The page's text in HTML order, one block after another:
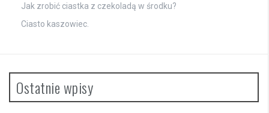
Jak zrobić ciastka z czekoladą w środku?
Ciasto kaszowiec.
Ostatnie wpisy